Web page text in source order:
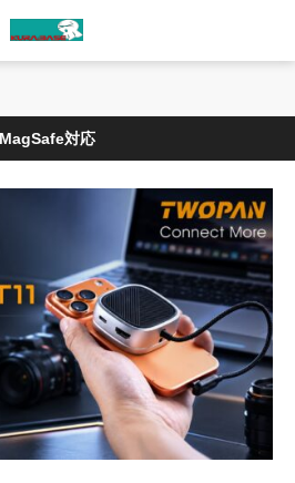
MagSafe対応